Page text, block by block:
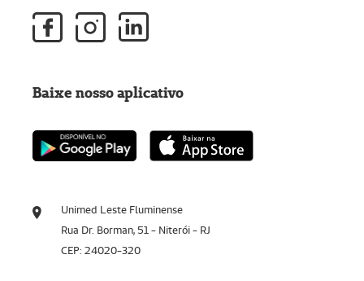
Unimed Leste Fluminense
Rua Dr. Borman, 51 - Niterói - RJ
CEP: 24020-320
Baixe nosso aplicativo